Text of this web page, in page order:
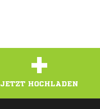
+
JETZT HOCHLADEN